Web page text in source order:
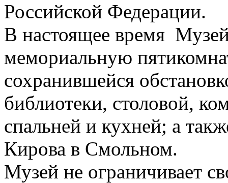
Российской Федерации.
В настоящее время
мемориальную
сохранившейся
библиотеки, столовой,
спальней и кухней; а
Кирова в Смольном.
Музей не ограничивает